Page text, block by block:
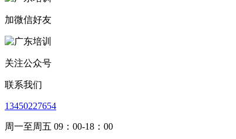
加微信好友
关注公众号
联系我们
13450227654
周一至周五 09：00-18：00